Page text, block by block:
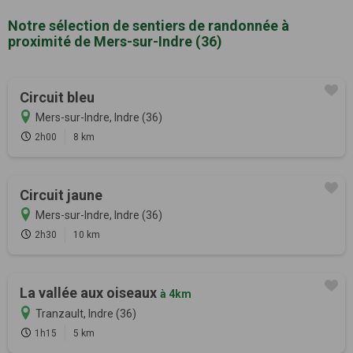
Notre sélection de sentiers de randonnée à
proximité de Mers-sur-Indre (36)
Circuit bleu
Mers-sur-Indre, Indre (36)
2h00 8 km
Circuit jaune
Mers-sur-Indre, Indre (36)
2h30 10 km
La vallée aux oiseaux à 4km
Tranzault, Indre (36)
1h15 5 km